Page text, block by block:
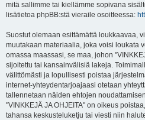
mitä sallimme tai kiellämme sopivana
lisätietoa phpBB:stä vieraile osoitteessa:
Suostut olemaan esittämättä loukkaavaa,
muutakaan materiaalia, joka voisi loukata
omassa maassasi, se maa, johon
sijoitettu tai kansainvälisiä lakeja.
välittömästi ja lopullisesti poistaa
internet-yhteydentarjoajaasi otetaan
tallennetaan näiden ehtojen
"VINKKEJÄ JA OHJEITA" on oikeus
tahansa keskusteluketju tai viesti niin